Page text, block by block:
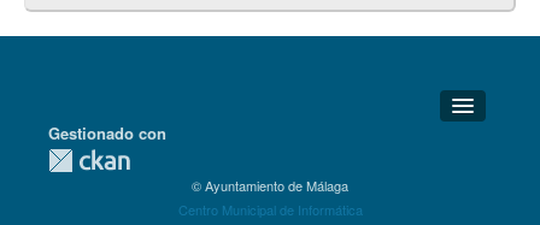
Detalles Técnicos
Gestionado con
© Ayuntamiento de Málaga
Centro Municipal de Informática